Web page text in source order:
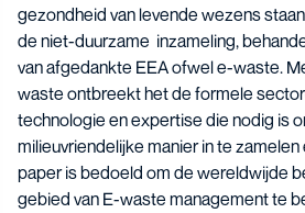
gezondheid van levende wezens
de niet-duurzame inzameling,
van afgedankte EEA ofwel e-waste.
waste ontbreekt het de formele
technologie en expertise die nodig is
milieuvriendelijke manier in te
paper is bedoeld om de wereldwijde
gebied van E-waste management te